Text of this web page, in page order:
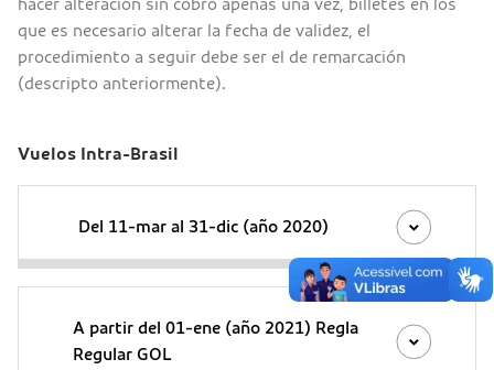
hacer alteración sin cobro apenas una vez, billetes en los
que es necesario alterar la fecha de validez, el
procedimiento a seguir debe ser el de remarcación
(descripto anteriormente).
Vuelos Intra-Brasil
Del 11-mar al 31-dic (año 2020)
A partir del 01-ene (año 2021) Regla
Regular GOL